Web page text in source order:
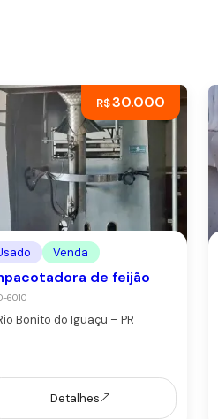
R$30.000
Venda
de feijão
6010
Bonito do Iguaçu – PR
Detalhes